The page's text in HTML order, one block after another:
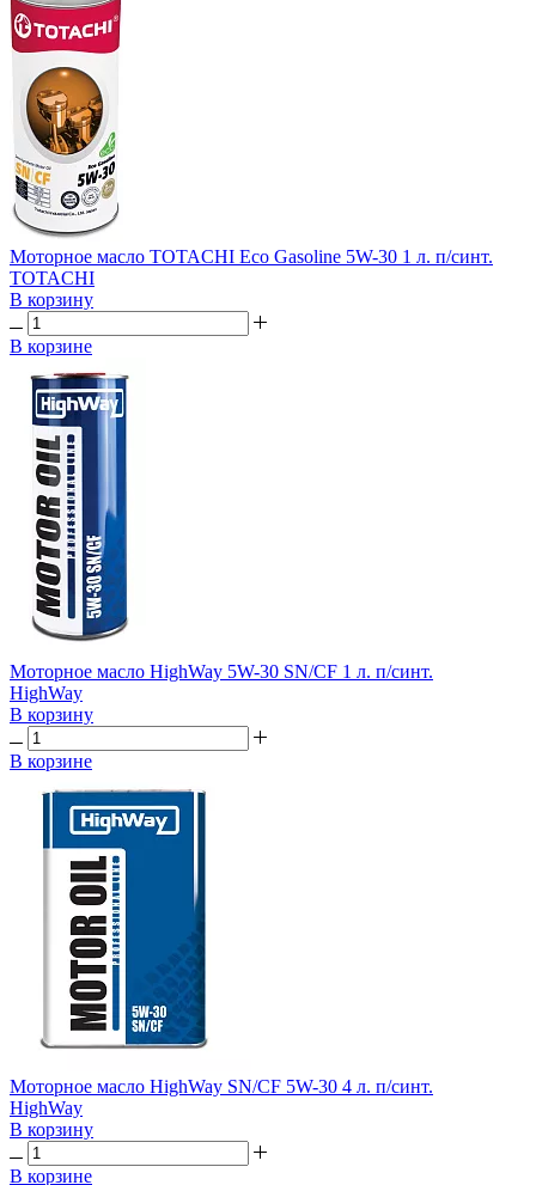
Моторное масло TOTACHI Eco Gasoline 5W-30 1 л. п/синт.
TOTACHI
В корзину
В корзине
Моторное масло HighWay 5W-30 SN/CF 1 л. п/синт.
HighWay
В корзину
В корзине
Моторное масло HighWay SN/CF 5W-30 4 л. п/синт.
HighWay
В корзину
В корзине